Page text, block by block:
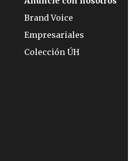
Brand Voice
Empresariales
Colección ÚH